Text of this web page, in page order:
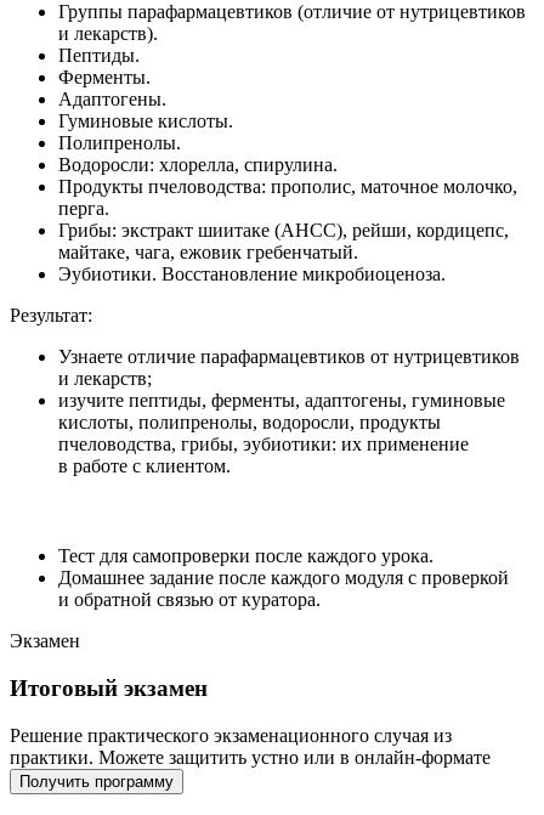
Группы парафармацевтиков (отличие от нутрицевтиков
и лекарств).
Пептиды.
Ферменты.
Адаптогены.
Гуминовые кислоты.
Полипренолы.
Водоросли: хлорелла, спирулина.
Продукты пчеловодства: прополис, маточное молочко,
перга.
Грибы: экстракт шиитаке (AHCC), рейши, кордицепс,
майтаке, чага, ежовик гребенчатый.
Эубиотики. Восстановление микробиоценоза.
Результат:
Узнаете отличие парафармацевтиков от нутрицевтиков
и лекарств;
изучите пептиды, ферменты, адаптогены, гуминовые
кислоты, полипренолы, водоросли, продукты
пчеловодства, грибы, эубиотики: их применение
в работе с клиентом.
Тест для самопроверки после каждого урока.
Домашнее задание после каждого модуля с проверкой
и обратной связью от куратора.
Экзамен
Итоговый экзамен
Решение практического экзаменационного случая из
практики. Можете защитить устно или в онлайн-формате
Получить программу